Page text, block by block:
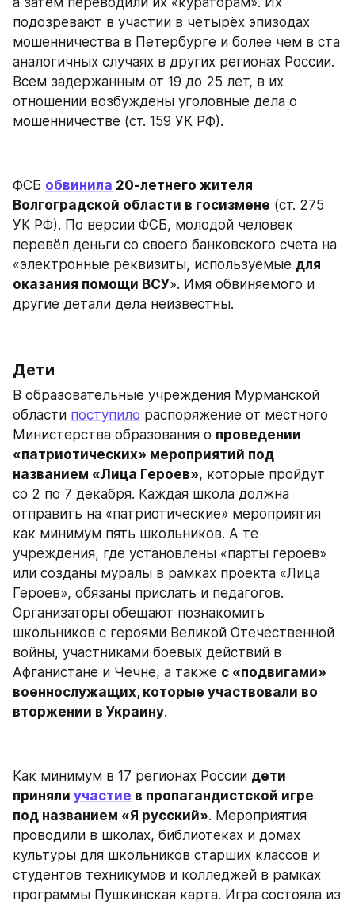
подозревают в участии в четырёх эпизодах
мошенничества в Петербурге и более чем в ста
аналогичных случаях в других регионах России.
Всем задержанным от 19 до 25 лет, в их
отношении возбуждены уголовные дела о
мошенничестве (ст. 159 УК РФ).
ФСБ обвинила 20-летнего жителя
Волгоградской области в госизмене (ст. 275
УК РФ). По версии ФСБ, молодой человек
перевёл деньги со своего банковского счета на
«электронные реквизиты, используемые для
оказания помощи ВСУ». Имя обвиняемого и
другие детали дела неизвестны.
Дети
В образовательные учреждения Мурманской
области поступило распоряжение от местного
Министерства образования о проведении
«патриотических» мероприятий под
названием «Лица Героев», которые пройдут
со 2 по 7 декабря. Каждая школа должна
отправить на «патриотические» мероприятия
как минимум пять школьников. А те
учреждения, где установлены «парты героев»
или созданы муралы в рамках проекта «Лица
Героев», обязаны прислать и педагогов.
Организаторы обещают познакомить
школьников с героями Великой Отечественной
войны, участниками боевых действий в
Афганистане и Чечне, а также с «подвигами»
военнослужащих, которые участвовали во
вторжении в Украину.
Как минимум в 17 регионах России дети
приняли участие в пропагандистской игре
под названием «Я русский». Мероприятия
проводили в школах, библиотеках и домах
культуры для школьников старших классов и
студентов техникумов и колледжей в рамках
программы Пушкинская карта. Игра состояла из